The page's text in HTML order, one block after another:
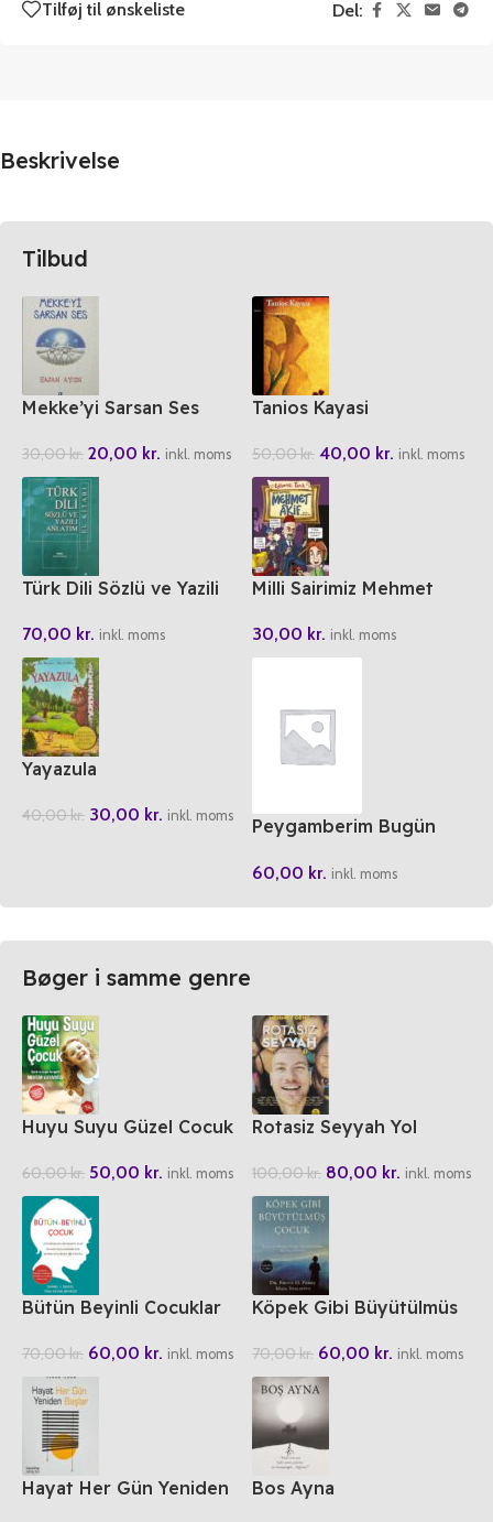
Tilføj til ønskeliste Del:
Beskrivelse
Tilbud
Mekke’yi Sarsan Ses
30,00kr. 20,00 kr. inkl. moms
Tanios Kayasi
50,00kr. 40,00 kr. inkl. moms
Türk Dili Sözlü ve Yazili
70,00 kr. inkl. moms
Milli Sairimiz Mehmet
30,00 kr. inkl. moms
Yayazula
40,00kr. 30,00 kr. inkl. moms
Peygamberim Bugün
60,00 kr. inkl. moms
Bøger i samme genre
Huyu Suyu Güzel Cocuk
60,00kr. 50,00 kr. inkl. moms
Rotasiz Seyyah Yol
100,00kr. 80,00 kr. inkl. moms
Bütün Beyinli Cocuklar
70,00kr. 60,00 kr. inkl. moms
Köpek Gibi Büyütülmüs
70,00kr. 60,00 kr. inkl. moms
Hayat Her Gün Yeniden
Bos Ayna